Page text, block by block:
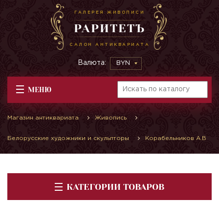
ГАЛЕРЕЯ ЖИВОПИСИ
РАРИТЕТЪ
САЛОН АНТИКВАРИАТА
Валюта: BYN
МЕНЮ
Магазин антиквариата Живопись
Белорусские художники и скульпторы Корабельников А.В
КАТЕГОРИИ ТОВАРОВ